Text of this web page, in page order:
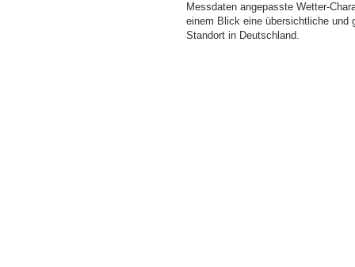
Messdaten angepasste Wetter-
einem Blick eine übersichtliche und
Standort in Deutschland.